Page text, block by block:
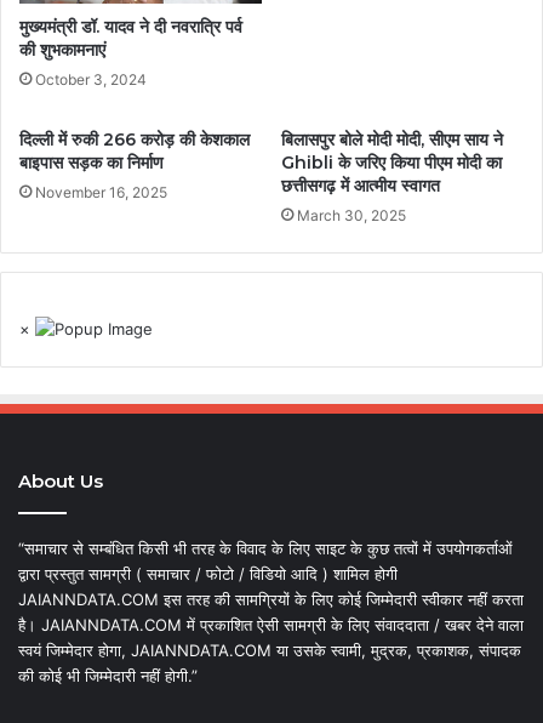
मुख्यमंत्री डॉ. यादव ने दी नवरात्रि पर्व
की शुभकामनाएं
October 3, 2024
दिल्ली में रुकी 266 करोड़ की केशकाल
बाइपास सड़क का निर्माण
November 16, 2025
बिलासपुर बोले मोदी मोदी, सीएम साय ने
Ghibli के जरिए किया पीएम मोदी का
छत्तीसगढ़ में आत्मीय स्वागत
March 30, 2025
×
About Us
“समाचार से सम्बंधित किसी भी तरह के विवाद के लिए साइट के कुछ तत्वों में उपयोगकर्ताओं
द्वारा प्रस्तुत सामग्री ( समाचार / फोटो / विडियो आदि ) शामिल होगी
JAIANNDATA.COM इस तरह की सामग्रियों के लिए कोई जिम्मेदारी स्वीकार नहीं करता
है। JAIANNDATA.COM में प्रकाशित ऐसी सामग्री के लिए संवाददाता / खबर देने वाला
स्वयं जिम्मेदार होगा, JAIANNDATA.COM या उसके स्वामी, मुद्रक, प्रकाशक, संपादक
की कोई भी जिम्मेदारी नहीं होगी.”